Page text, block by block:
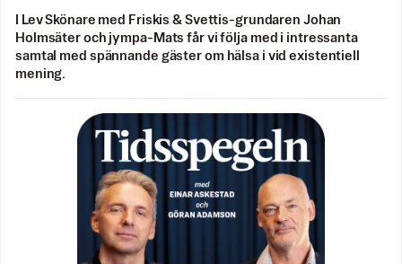
I Lev Skönare med Friskis & Svettis-grundaren Johan
Holmsäter och jympa-Mats får vi följa med i intressanta
samtal med spännande gäster om hälsa i vid existentiell
mening.